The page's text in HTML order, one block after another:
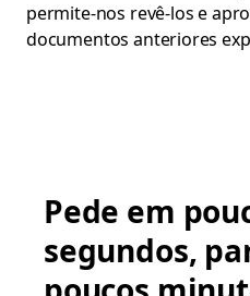
permite-nos revê-los e
documentos anteriores
Pede em
segundos,